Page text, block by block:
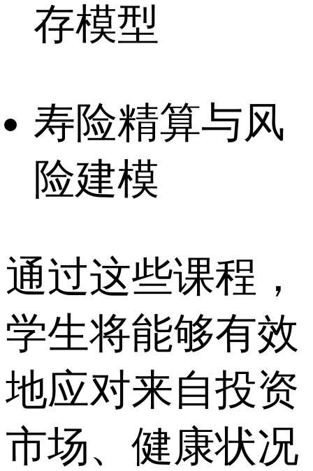
存模型
寿险精算与风
险建模
通过这些课程，
学生将能够有效
地应对来自投资
市场、健康状况